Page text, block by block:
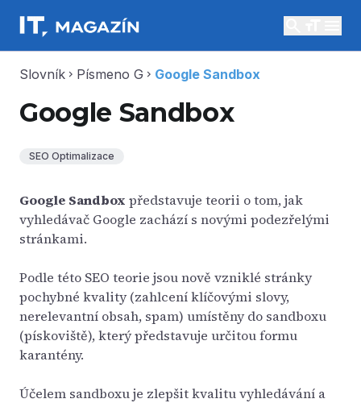
Slovník chevron_right Písmeno G chevron_right Google Sandbox
Google Sandbox
SEO Optimalizace
Google Sandbox představuje teorii o tom, jak
vyhledávač Google zachází s novými podezřelými
stránkami.
Podle této SEO teorie jsou nově vzniklé stránky
pochybné kvality (zahlcení klíčovými slovy,
nerelevantní obsah, spam) umístěny do sandboxu
(pískoviště), který představuje určitou formu
karantény.
Účelem sandboxu je zlepšit kvalitu vyhledávání a